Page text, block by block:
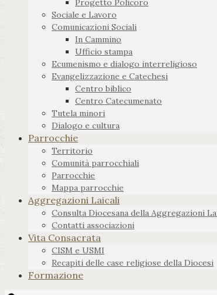
Progetto Policoro
Sociale e Lavoro
Comunicazioni Sociali
In Cammino
Ufficio stampa
Ecumenismo e dialogo interreligioso
Evangelizzazione e Catechesi
Centro biblico
Centro Catecumenato
Tutela minori
Dialogo e cultura
Parrocchie
Territorio
Comunità parrocchiali
Parrocchie
Mappa parrocchie
Aggregazioni Laicali
Consulta Diocesana della Aggregazioni
Contatti associazioni
Vita Consacrata
CISM e USMI
Recapiti delle case religiose della Diocesi
Formazione